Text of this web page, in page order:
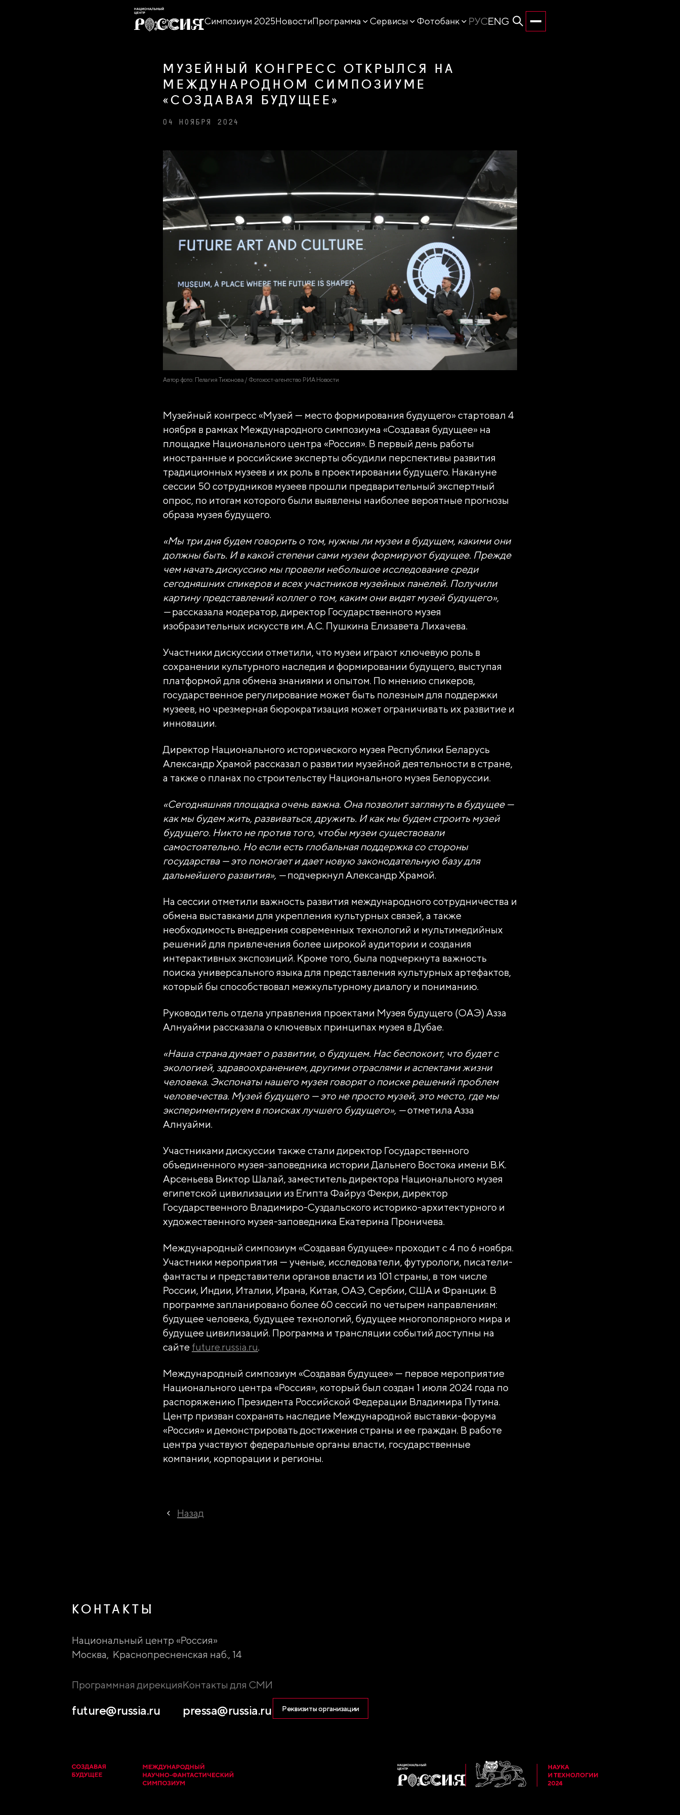
Симпозиум 2025НовостиПрограмма Сервисы Фотобанк РУСENG
МУЗЕЙНЫЙ КОНГРЕСС ОТКРЫЛСЯ НА
МЕЖДУНАРОДНОМ СИМПОЗИУМЕ
«СОЗДАВАЯ БУДУЩЕЕ»
04 НОЯБРЯ 2024
Автор фото: Пелагия Тихонова / Фотохост-агентство РИА Новости
Музейный конгресс «Музей — место формирования будущего» стартовал 4
ноября в рамках Международного симпозиума «Создавая будущее» на
площадке Национального центра «Россия». В первый день работы
иностранные и российские эксперты обсудили перспективы развития
традиционных музеев и их роль в проектировании будущего. Накануне
сессии 50 сотрудников музеев прошли предварительный экспертный
опрос, по итогам которого были выявлены наиболее вероятные прогнозы
образа музея будущего.
«Мы три дня будем говорить о том, нужны ли музеи в будущем, какими они
должны быть. И в какой степени сами музеи формируют будущее. Прежде
чем начать дискуссию мы провели небольшое исследование среди
сегодняшних спикеров и всех участников музейных панелей. Получили
картину представлений коллег о том, каким они видят музей будущего»,
—рассказала модератор, директор Государственного музея
изобразительных искусств им. А.С. Пушкина Елизавета Лихачева.
Участники дискуссии отметили, что музеи играют ключевую роль в
сохранении культурного наследия и формировании будущего, выступая
платформой для обмена знаниями и опытом. По мнению спикеров,
государственное регулирование может быть полезным для поддержки
музеев, но чрезмерная бюрократизация может ограничивать их развитие и
инновации.
Директор Национального исторического музея Республики Беларусь
Александр Храмой рассказал о развитии музейной деятельности в стране,
а также о планах по строительству Национального музея Белоруссии.
«Сегодняшняя площадка очень важна. Она позволит заглянуть в будущее —
как мы будем жить, развиваться, дружить. И как мы будем строить музей
будущего. Никто не против того, чтобы музеи существовали
самостоятельно. Но если есть глобальная поддержка со стороны
государства — это помогает и дает новую законодательную базу для
дальнейшего развития», —подчеркнул Александр Храмой.
На сессии отметили важность развития международного сотрудничества и
обмена выставками для укрепления культурных связей, а также
необходимость внедрения современных технологий и мультимедийных
решений для привлечения более широкой аудитории и создания
интерактивных экспозиций. Кроме того, была подчеркнута важность
поиска универсального языка для представления культурных артефактов,
который бы способствовал межкультурному диалогу и пониманию.
Руководитель отдела управления проектами Музея будущего (ОАЭ) Азза
Алнуайми рассказала о ключевых принципах музея в Дубае.
«Наша страна думает о развитии, о будущем. Нас беспокоит, что будет с
экологией, здравоохранением, другими отраслями и аспектами жизни
человека. Экспонаты нашего музея говорят о поиске решений проблем
человечества. Музей будущего — это не просто музей, это место, где мы
экспериментируем в поисках лучшего будущего», —отметила Азза
Алнуайми.
Участниками дискуссии также стали директор Государственного
объединенного музея-заповедника истории Дальнего Востока имени В.К.
Арсеньева Виктор Шалай, заместитель директора Национального музея
египетской цивилизации из Египта Файруз Фекри, директор
Государственного Владимиро-Суздальского историко-архитектурного и
художественного музея-заповедника Екатерина Проничева.
Международный симпозиум «Создавая будущее» проходит с 4 по 6 ноября.
Участники мероприятия — ученые, исследователи, футурологи, писатели-
фантасты и представители органов власти из 101 страны, в том числе
России, Индии, Италии, Ирана, Китая, ОАЭ, Сербии, США и Франции. В
программе запланировано более 60 сессий по четырем направлениям:
будущее человека, будущее технологий, будущее многополярного мира и
будущее цивилизаций. Программа и трансляции событий доступны на
сайте future.russia.ru.
Международный симпозиум «Создавая будущее» — первое мероприятие
Национального центра «Россия», который был создан 1 июля 2024 года по
распоряжению Президента Российской Федерации Владимира Путина.
Центр призван сохранять наследие Международной выставки-форума
«Россия» и демонстрировать достижения страны и ее граждан. В работе
центра участвуют федеральные органы власти, государственные
компании, корпорации и регионы.
Назад
КОНТАКТЫ
Национальный центр «Россия»
Москва, Краснопресненская наб., 14
Программная дирекция
future@russia.ru
Контакты для СМИ
pressa@russia.ru Реквизиты организации
АВТОНОМНАЯ НЕКОММЕРЧЕСКАЯ ОРГАНИЗАЦИЯ
«ДИРЕКЦИЯ ВЫСТАВКИ ДОСТИЖЕНИЙ "РОССИЯ"»
Генеральный директор Автономной некоммерческой организации «Дирекция Выставки
Достижений "Россия"»
Наталья Сергеевна Виртуозова
119180, город Москва, пер Бродников, д. 7 стр. 2
1237700185645
9703137862/770601001
info@ano.dea.ru